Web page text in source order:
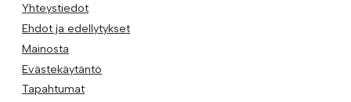
Yhteystiedot
Ehdot ja edellytykset
Mainosta
Evästekäytäntö
Tapahtumat